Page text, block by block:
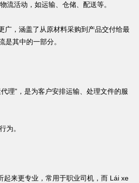
流活动，如运输、仓储、配送等。
广，涵盖了从原材料采购到产品交付给最
是其中的一部分。
理”，是为客户安排运输、处理文件的服
为。
起来更专业，常用于职业司机，而 Lái xe